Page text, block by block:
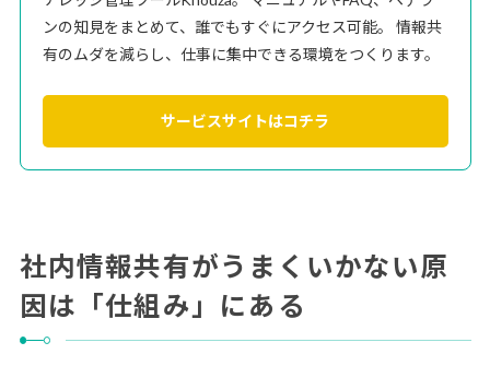
ンの知見をまとめて、誰でもすぐにアクセス可能。 情報共
有のムダを減らし、仕事に集中できる環境をつくります。
サービスサイトはコチラ
社内情報共有がうまくいかない原
因は「仕組み」にある